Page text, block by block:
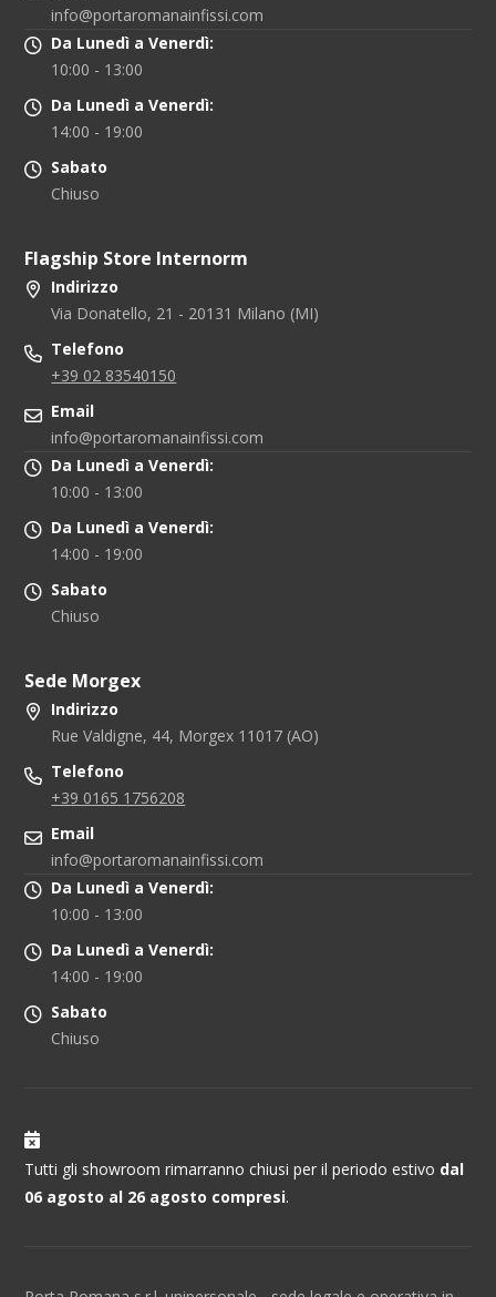
info@portaromanainfissi.com
Da Lunedì a Venerdì:
10:00 - 13:00
Da Lunedì a Venerdì:
14:00 - 19:00
Sabato
Chiuso
Flagship Store Internorm
Indirizzo
Via Donatello, 21 - 20131 Milano (MI)
Telefono
+39 02 83540150
Email
info@portaromanainfissi.com
Da Lunedì a Venerdì:
10:00 - 13:00
Da Lunedì a Venerdì:
14:00 - 19:00
Sabato
Chiuso
Sede Morgex
Indirizzo
Rue Valdigne, 44, Morgex 11017 (AO)
Telefono
+39 0165 1756208
Email
info@portaromanainfissi.com
Da Lunedì a Venerdì:
10:00 - 13:00
Da Lunedì a Venerdì:
14:00 - 19:00
Sabato
Chiuso
Tutti gli showroom rimarranno chiusi per il periodo estivo dal
06 agosto al 26 agosto compresi.